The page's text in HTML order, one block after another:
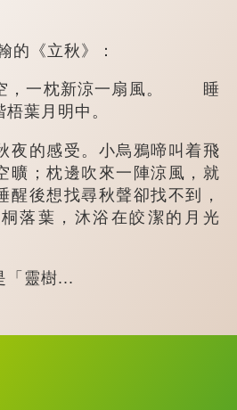
《立秋》：
，一枕新涼一扇風。 睡
葉月明中。
的感受。小烏鴉啼叫着飛
曠；枕邊吹來一陣涼風，就
醒後想找尋秋聲卻找不到，
落葉，沐浴在皎潔的月光
靈樹...